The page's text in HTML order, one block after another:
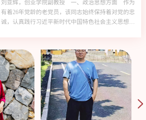
刘亚辉，创业学院副教授 一、政治思想方面 作为
有着26年党龄的老党员，该同志始终保持着对党的忠
诚，认真践行习近平新时代中国特色社会主义思想，
动乡村振兴事业的发展贡献自己的力量。 二、社会
服务工作该同志有着深厚的在高校和乡村之间建立桥
梁的情怀。作为浙江省大学生乡村振兴创意大赛副秘
书长，承担着大赛的宣传...